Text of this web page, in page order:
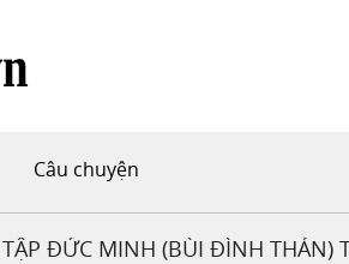
Câu chuyện
ĐỨC MINH (BÙI ĐÌNH THẢN)